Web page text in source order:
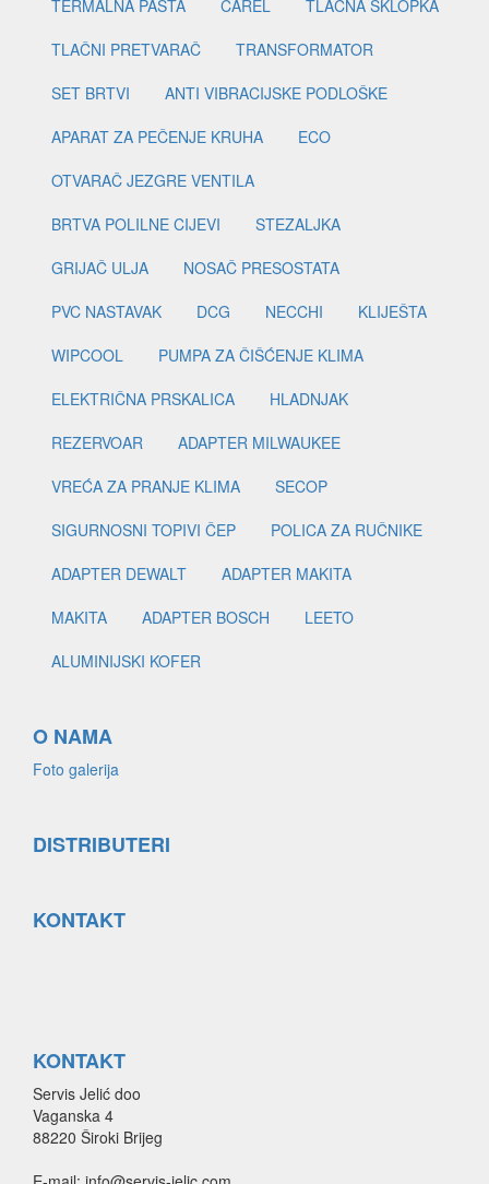
TERMALNA PASTA
CAREL
TLAČNA SKLOPKA
TLAČNI PRETVARAČ
TRANSFORMATOR
SET BRTVI
ANTI VIBRACIJSKE PODLOŠKE
APARAT ZA PEČENJE KRUHA
ECO
OTVARAČ JEZGRE VENTILA
BRTVA POLILNE CIJEVI
STEZALJKA
GRIJAČ ULJA
NOSAČ PRESOSTATA
PVC NASTAVAK
DCG NECCHI
KLIJEŠTA
WIPCOOL
PUMPA ZA ČIŠĆENJE KLIMA
ELEKTRIČNA PRSKALICA
HLADNJAK
REZERVOAR
ADAPTER MILWAUKEE
VREĆA ZA PRANJE KLIMA
SECOP
SIGURNOSNI TOPIVI ČEP
POLICA ZA RUČNIKE
ADAPTER DEWALT
ADAPTER MAKITA
MAKITA
ADAPTER BOSCH
LEETO
ALUMINIJSKI KOFER
O NAMA
Foto galerija
DISTRIBUTERI
KONTAKT
KONTAKT
Servis Jelić doo
Vaganska 4
88220 Široki Brijeg